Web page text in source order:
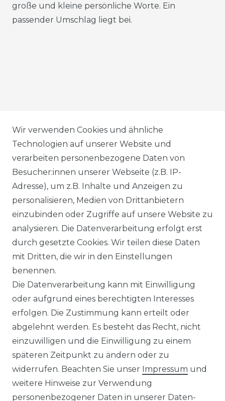
große und kleine persönliche Worte. Ein
passender Umschlag liegt bei.
AGB
DATENSCHUTZERKLÄRUNG
WIDERRUFSRECHT
IMPRESSUM
KONTAKT
Unsere Zahlungsmöglichkeiten
Wir versenden mit
Wir verwenden Cookies und ähnliche
Technologien auf unserer Website und
verarbeiten personenbezogene Daten von
Besucher:innen unserer Webseite (z.B. IP-
Adresse), um z.B. Inhalte und Anzeigen zu
personalisieren, Medien von Drittanbietern
einzubinden oder Zugriffe auf unsere Website zu
analysieren. Die Datenverarbeitung erfolgt erst
durch gesetzte Cookies. Wir teilen diese Daten
mit Dritten, die wir in den Einstellungen
benennen.
Die Datenverarbeitung kann mit Einwilligung
oder aufgrund eines berechtigten Interesses
erfolgen. Die Zustimmung kann erteilt oder
abgelehnt werden. Es besteht das Recht, nicht
einzuwilligen und die Einwilligung zu einem
späteren Zeitpunkt zu ändern oder zu
widerrufen. Beachten Sie unser Impressum und
weitere Hinweise zur Verwendung
personenbezogener Daten in unserer Daten­